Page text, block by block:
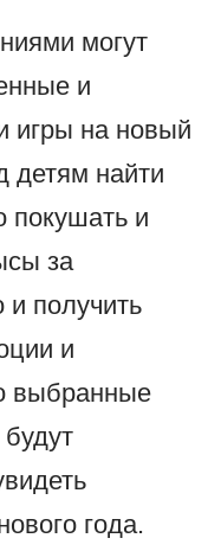
могут
и
игры на новый
детям найти
покушать и
за
получить
и
выбранные
года.